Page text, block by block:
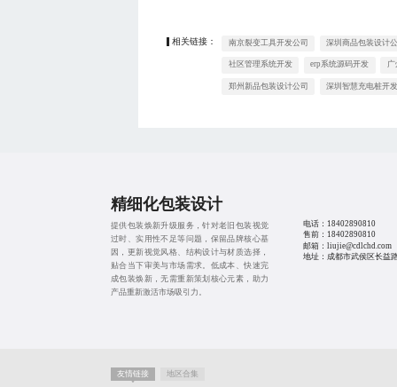
相关链接： 南京裂变工具开发公司 深圳商品包装设计
社区管理系统开发 erp系统源码开发
郑州新品包装设计公司 深圳智慧充电桩开
精细化包装设计
提供包装焕新升级服务，针对老旧包装视觉
过时、实用性不足等问题，保留品牌核心基
因，更新视觉风格、结构设计与材质选择，
贴合当下审美与市场需求。低成本、快速完
成包装焕新，无需重新策划核心元素，助力
产品重新激活市场吸引力。
电话： 18402890810
售前： 18402890810
邮箱：liujie@cdlchd.com
地址：成都市武侯区长益
友情链接 地区合集